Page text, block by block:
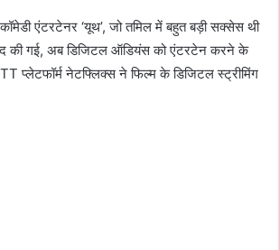
एंटरटेनर ‘यूथ’, जो तमिल में बहुत बड़ी सक्सेस थी
की गई, अब डिजिटल ऑडियंस को एंटरटेन करने के
प्लेटफॉर्म नेटफ्लिक्स ने फिल्म के डिजिटल स्ट्रीमिंग